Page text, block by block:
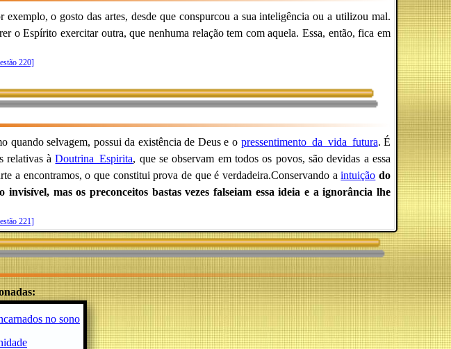
exemplo, o gosto das artes, desde que conspurcou a sua inteligência ou a utilizou mal.
o Espírito exercitar outra, que nenhuma relação tem com aquela. Essa, então, fica em
220]
quando selvagem, possui da existência de Deus e o pressentimento_da_vida_futura. É
relativas àDoutrina_Espirita, que se observam em todos os povos, são devidas a essa
a encontramos, o que constitui prova de que é verdadeira.Conservando aintuição do
mas os preconceitos bastas vezes falseiam essa ideia e a ignorância lhe
221]
no sono